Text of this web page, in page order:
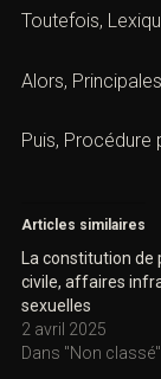
Toutefois,
Alors,
Puis, Procédure
Articles similaires
La constitution de
civile, affaires
sexuelles
2 avril 2025
Dans "Non classé"